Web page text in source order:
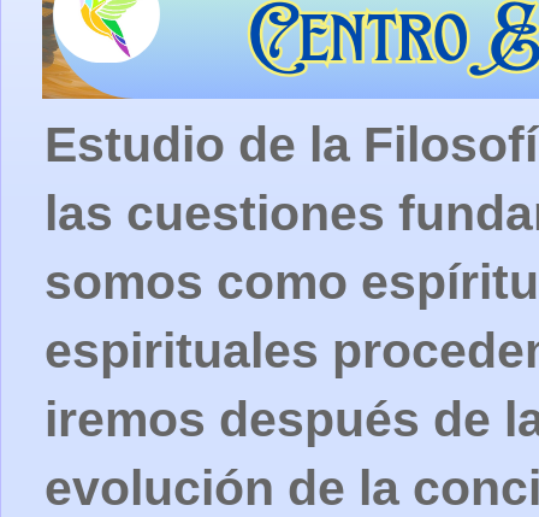
Estudio de la
las cuestiones
somos como
espirituales
iremos después de
evolución de la